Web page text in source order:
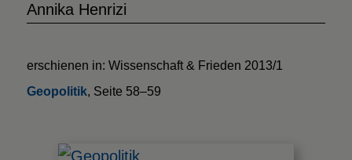
Annika Henrizi
erschienen in: Wissenschaft & Frieden 2013/1
Geopolitik, Seite 58–59